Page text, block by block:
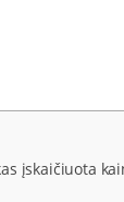
įskaičiuota